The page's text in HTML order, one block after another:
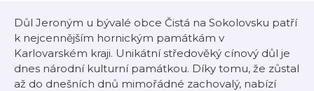
Důl Jeroným u bývalé obce Čistá na Sokolovsku patří
k nejcennějším hornickým památkám v
Karlovarském kraji. Unikátní středověký cínový důl je
dnes národní kulturní památkou. Díky tomu, že zůstal
až do dnešních dnů mimořádné zachovalý, nabízí